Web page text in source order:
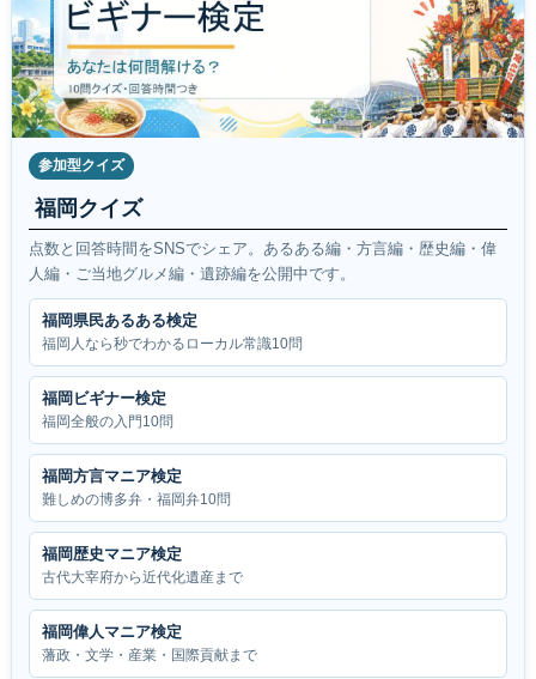
参加型クイズ
福岡クイズ
点数と回答時間をSNSでシェア。あるある編・方言編・歴史編・偉
人編・ご当地グルメ編・遺跡編を公開中です。
福岡県民あるある検定
福岡人なら秒でわかるローカル常識10問
福岡ビギナー検定
福岡全般の入門10問
福岡方言マニア検定
難しめの博多弁・福岡弁10問
福岡歴史マニア検定
古代大宰府から近代化遺産まで
福岡偉人マニア検定
藩政・文学・産業・国際貢献まで